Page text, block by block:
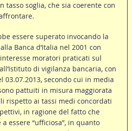
tasso soglia, che sia coerente con
essere superato invocando la
Banca d’Italia nel 2001 con
moratori praticati sul
di vigilanza bancaria, con
03.07.2013, secondo cui in media
pattuiti in misura maggiorata
rispetto ai tassi medi concordati
in ragione del fatto che
essere “ufficiosa”, in quanto